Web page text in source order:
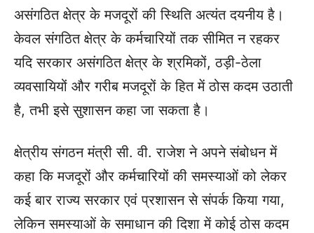
असंगठित क्षेत्र के मजदूरों की स्थिति अत्यंत दयनीय है।
केवल संगठित क्षेत्र के कर्मचारियों तक सीमित न रहकर
यदि सरकार असंगठित क्षेत्र के श्रमिकों, ठड़ी-ठेला
व्यवसायियों और गरीब मजदूरों के हित में ठोस कदम उठाती
है, तभी इसे सुशासन कहा जा सकता है।
क्षेत्रीय संगठन मंत्री सी. वी. राजेश ने अपने संबोधन में
कहा कि मजदूरों और कर्मचारियों की समस्याओं को लेकर
कई बार राज्य सरकार एवं प्रशासन से संपर्क किया गया,
लेकिन समस्याओं के समाधान की दिशा में कोई ठोस कदम